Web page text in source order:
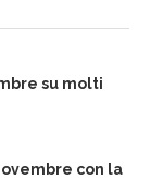
su molti
con la